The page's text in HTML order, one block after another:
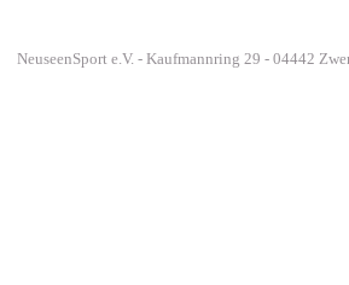
NeuseenSport e.V. - Kaufmannring 29 - 04442